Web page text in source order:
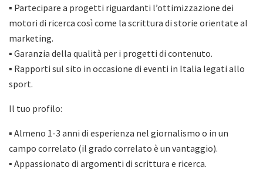
▪ Partecipare a progetti riguardanti l’ottimizzazione dei
motori di ricerca così come la scrittura di storie orientate al
marketing.
▪ Garanzia della qualità per i progetti di contenuto.
▪ Rapporti sul sito in occasione di eventi in Italia legati allo
sport.
Il tuo profilo:
▪ Almeno 1-3 anni di esperienza nel giornalismo o in un
campo correlato (il grado correlato è un vantaggio).
▪ Appassionato di argomenti di scrittura e ricerca.